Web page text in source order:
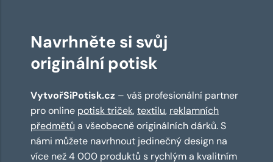
Navrhněte si svůj
originální potisk
VytvořSiPotisk.cz – váš profesionální partner
pro online potisk triček,textilu, reklamních
předmětů a všeobecně originálních dárků. S
námi můžete navrhnout jedinečný design na
více než 4 000 produktů s rychlým a kvalitním